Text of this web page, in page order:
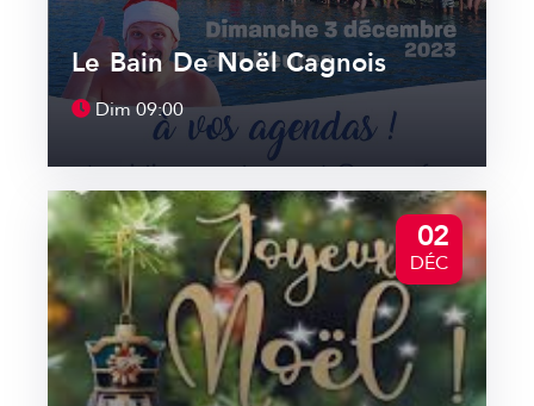
Le Bain De Noël Cagnois
Dim09:00
02
DÉC